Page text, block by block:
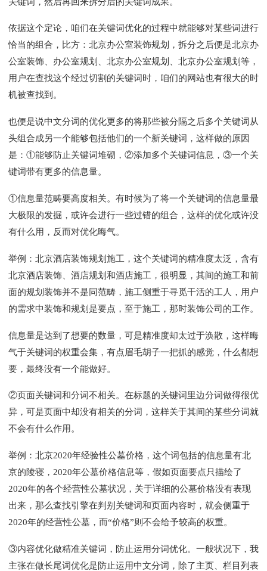
依据这个定论，咱们在关键词优化的过程中就能够对某些词进行
恰当的组合，比方：北京办公室装饰规划，拆分之后便是北京办
公室装饰、办公室规划、北京办公室规划、北京办公室规划等，
用户在查找这个经过切割的关键词时，咱们的网站也有很大的时
机被查找到。
也便是说中文分词的优化更多的将那些被分隔之后多个关键词从
头组合成另一个能够包括他们的一个新关键词，这样做的原因
是：①能够防止关键词堆砌，②添加多个关键词信息，③一个关
键词带有更多的信息量。
①信息量范畴要高度相关。有时候为了将一个关键词的信息量最
大极限的发掘，或许会进行一些过错的组合，这样的优化或许没
有什么用，反而对优化晦气。
举例：北京酒店装饰规划施工，这个关键词的精准度太泛，含有
北京酒店装饰、酒店规划和酒店施工，很明显，其间的施工和前
面的规划装饰并不是同范畴，施工侧重于寻觅干活的工人，用户
的需求中装饰和规划是要点，至于施工，那时装饰公司的工作。
信息量是达到了想要的数量，可是精准度却太过于涣散，这样晦
气于关键词的权重会集，有点眉毛胡子一把抓的感觉，什么都想
要，最终没有一个能做好。
②页面关键词和分词不相关。在标题的关键词里边分词做得很优
异，可是页面中却没有相关的分词，这样关于其间的某些分词就
不会有什么作用。
举例：北京2020年经验性公墓价格，这个词包括的信息量有北
京的陵寝，2020年公墓价格信息等，假如页面要点只描绘了
2020年的各个经营性公墓状况，关于详细的公墓价格没有表现
出来，那么查找引擎在判别关键词和页面内容时，就会侧重于
2020年的经营性公墓，而“价格”则不会给予较高的权重。
③内容优化做精准关键词，防止运用分词优化。一般状况下，我
主张在做长尾词优化是防止运用中文分词，除了主页、栏目列表